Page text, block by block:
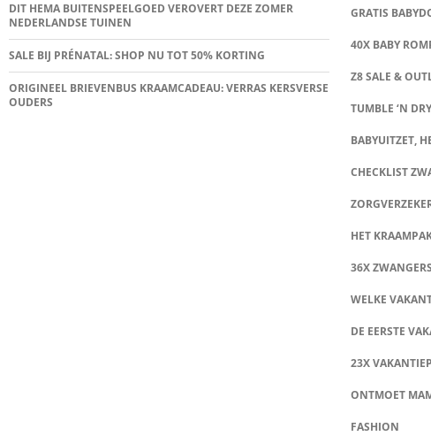
DIT HEMA BUITENSPEELGOED VEROVERT DEZE ZOMER
NEDERLANDSE TUINEN
SALE BIJ PRÉNATAL: SHOP NU TOT 50% KORTING
ORIGINEEL BRIEVENBUS KRAAMCADEAU: VERRAS KERSVERSE
OUDERS
GRATIS
40X BABY
Z8 SALE &
TUMBLE ‘N
BABYUITZET,
CHECKLIST
HET
36X
WELKE
DE EERSTE
23X
ONTMOET
FASHION